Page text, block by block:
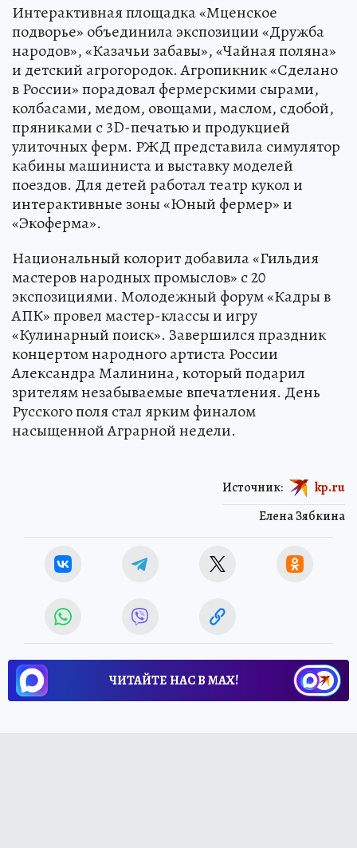
Интерактивная площадка «Мценское
подворье» объединила экспозиции «Дружба
народов», «Казачьи забавы», «Чайная поляна»
и детский агрогородок. Агропикник «Сделано
в России» порадовал фермерскими сырами,
колбасами, медом, овощами, маслом, сдобой,
пряниками с 3D-печатью и продукцией
улиточных ферм. РЖД представила симулятор
кабины машиниста и выставку моделей
поездов. Для детей работал театр кукол и
интерактивные зоны «Юный фермер» и
«Экоферма».
Национальный колорит добавила «Гильдия
мастеров народных промыслов» с 20
экспозициями. Молодежный форум «Кадры в
АПК» провел мастер-классы и игру
«Кулинарный поиск». Завершился праздник
концертом народного артиста России
Александра Малинина, который подарил
зрителям незабываемые впечатления. День
Русского поля стал ярким финалом
насыщенной Аграрной недели.
Елена Зябкина
Источник: kp.ru
ЧИТАЙТЕ НАС В МАХ!